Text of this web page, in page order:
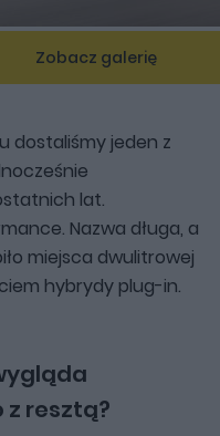
Zobacz galerię
dostaliśmy jeden z
lat.
Nazwa długa, a
miejsca dwulitrowej
hybrydy plug-in.
resztą?